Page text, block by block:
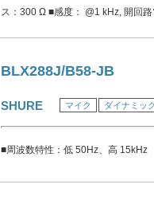
ス：300 Ω ■感度： @1 kHz, 開回
=94 dB SPL ■極性：ダイヤフラム
メタルボディ、艶消しシルバー加
BLX288J/B58-JB
SHURE マイク ダイナミッ
■周波数特性：低 50Hz、高 15kHz